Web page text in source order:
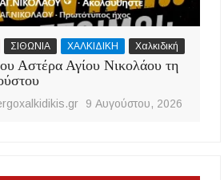
ΣΙΘΩΝΙΑ ΧΑΛΚΙΔΙΚΗ Χαλκιδική
Αστέρα Αγίου Νικολάου τη
9 Αυγούστου, 2026